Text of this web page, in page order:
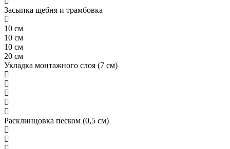
Засыпка щебня и трамбовка
10 см
10 см
10 см
20 см
Укладка монтажного слоя (7 см)
Расклинцовка песком (0,5 см)